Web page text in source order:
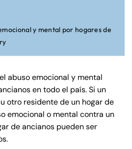
y mental por hogares de
abuso emocional y mental
en todo el país. Si un
otro residente de un hogar de
emocional o mental contra un
de ancianos pueden ser